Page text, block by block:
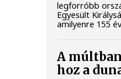
legforróbb
Egyesült
amilyenre 155
A
hoz a